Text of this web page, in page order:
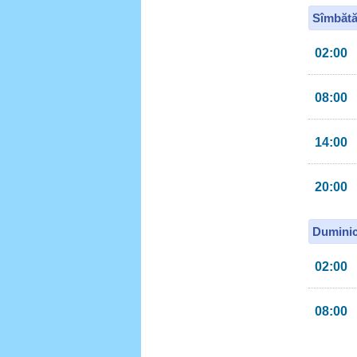
02:00
08:00
14:00
20:00
02:00
08:00